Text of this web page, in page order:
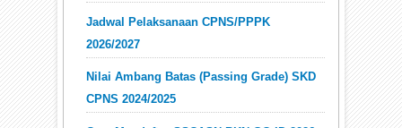
Jadwal Pelaksanaan CPNS/PPPK
2026/2027
Nilai Ambang Batas (Passing Grade) SKD
CPNS 2024/2025